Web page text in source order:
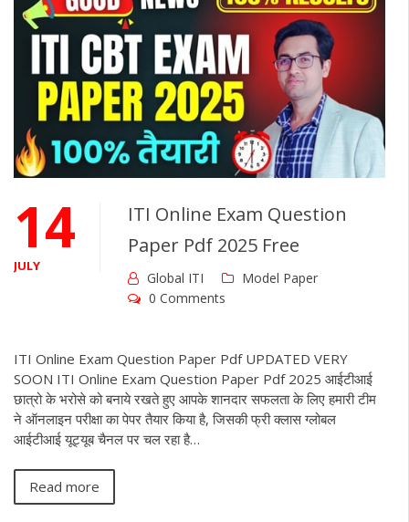
14
JULY
ITI Online Exam Question
Paper Pdf 2025 Free
Global ITI
Model Paper
0 Comments
ITI Online Exam Question Paper Pdf UPDATED VERY
SOON ITI Online Exam Question Paper Pdf 2025 आईटीआई
छात्रो के भरोसे को बनाये रखते हुए आपके शानदार सफलता के लिए हमारी टीम
ने ऑनलाइन परीक्षा का पेपर तैयार किया है, जिसकी फ्री क्लास ग्लोबल
आईटीआई यूट्यूब चैनल पर चल रहा है…
Read more